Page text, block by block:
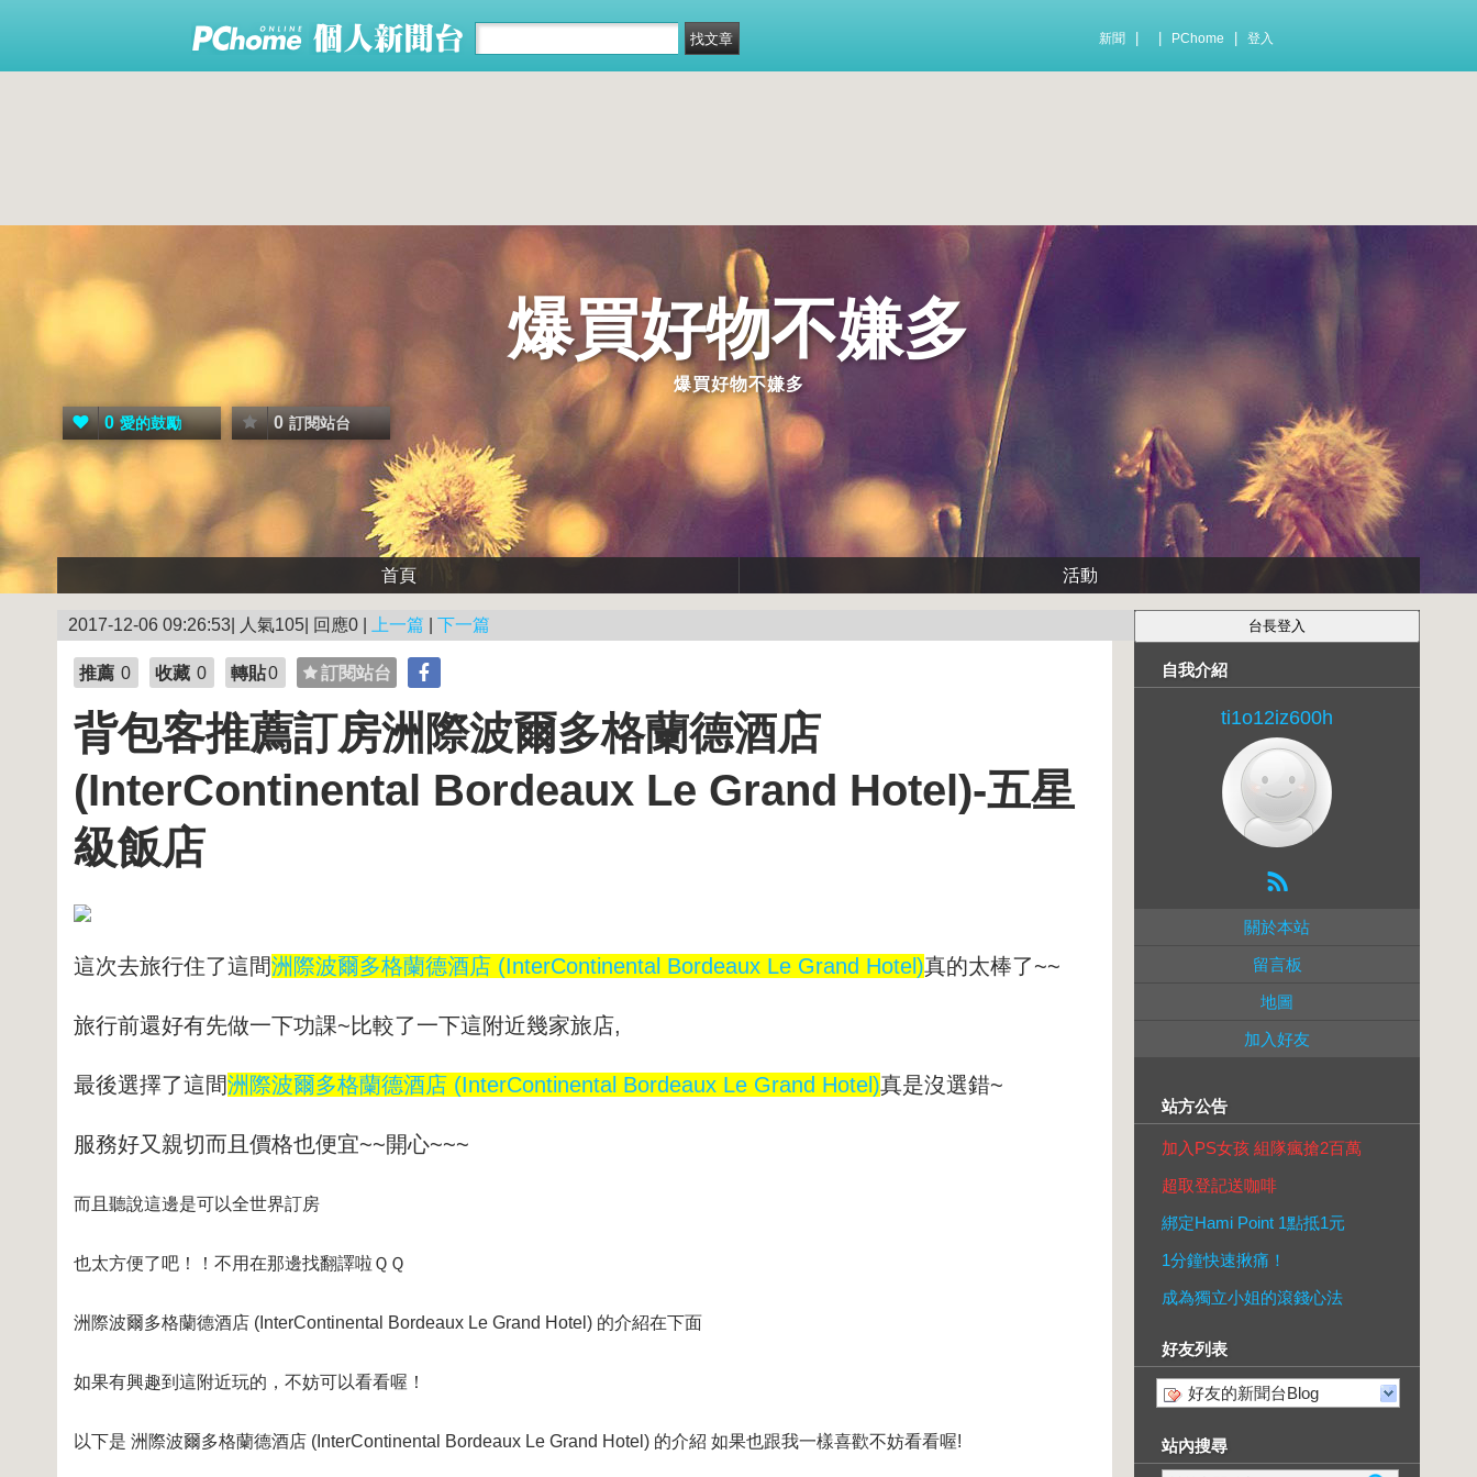
新聞 PChome 登入
爆買好物不嫌多
爆買好物不嫌多
0 愛的鼓勵 0 訂閱站台
首頁 活動
2017-12-06 09:26:53| 人氣105| 回應0 | 上一篇 下一篇
推薦 0 收藏 0 轉貼0 訂閱站台
背包客推薦訂房洲際波爾多格蘭德酒店
(InterContinental Bordeaux Le Grand Hotel)-五星
級飯店
這次去旅行住了這間洲際波爾多格蘭德酒店 (InterContinental Bordeaux Le Grand Hotel)真的太棒了~~
旅行前還好有先做一下功課~比較了一下這附近幾家旅店,
最後選擇了這間洲際波爾多格蘭德酒店 (InterContinental Bordeaux Le Grand Hotel)真是沒選錯~
服務好又親切而且價格也便宜~~開心~~~
而且聽說這邊是可以全世界訂房
也太方便了吧！！不用在那邊找翻譯啦ＱＱ
洲際波爾多格蘭德酒店 (InterContinental Bordeaux Le Grand Hotel) 的介紹在下面
如果有興趣到這附近玩的，不妨可以看看喔！
以下是 洲際波爾多格蘭德酒店 (InterContinental Bordeaux Le Grand Hotel) 的介紹 如果也跟我一樣喜歡不妨看看喔!
自我介紹
ti1o12iz600h
關於本站
留言板
地圖
加入好友
站方公告
加入PS女孩 組隊瘋搶2百萬
超取登記送咖啡
綁定Hami Point 1點抵1元
1分鐘快速揪痛！
成為獨立小姐的滾錢心法
好友列表
好友的新聞台Blog
站內搜尋